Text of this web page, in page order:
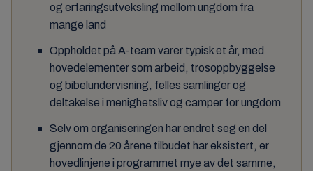
og erfaringsutveksling mellom ungdom fra
mange land
Oppholdet på A-team varer typisk et år, med
hovedelementer som arbeid, trosoppbyggelse
og bibelundervisning, felles samlinger og
deltakelse i menighetsliv og camper for ungdom
Selv om organiseringen har endret seg en del
gjennom de 20 årene tilbudet har eksistert, er
hovedlinjene i programmet mye av det samme,